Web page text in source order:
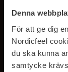
Denna
För att ge dig
Nordicfeel
du ska kunna
samtycke
E-postadress